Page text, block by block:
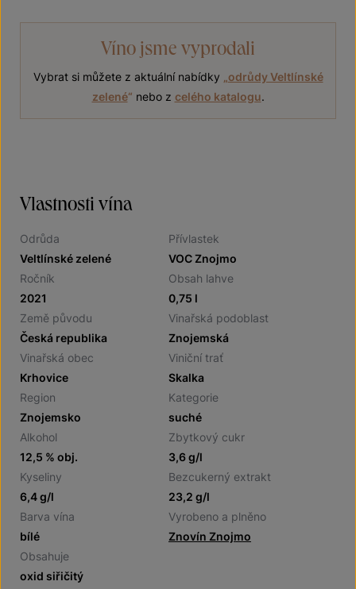
Víno jsme vyprodali
Vybrat si můžete z aktuální nabídky
odrůdy Veltlínské
zelené“ nebo z celého katalogu.
Vlastnosti vína
Odrůda
Veltlínské zelené
Přívlastek
VOC Znojmo
Ročník
2021
Obsah lahve
0,75 l
Země původu
Česká republika
Vinařská podoblast
Znojemská
Vinařská obec
Krhovice
Viniční trať
Skalka
Region
Znojemsko
Kategorie
suché
Alkohol
12,5 % obj.
Zbytkový cukr
3,6 g/l
Kyseliny
6,4 g/l
Bezcukerný extrakt
23,2 g/l
Barva vína
bílé
Vyrobeno a plněno
Znovín Znojmo
Obsahuje
oxid siřičitý